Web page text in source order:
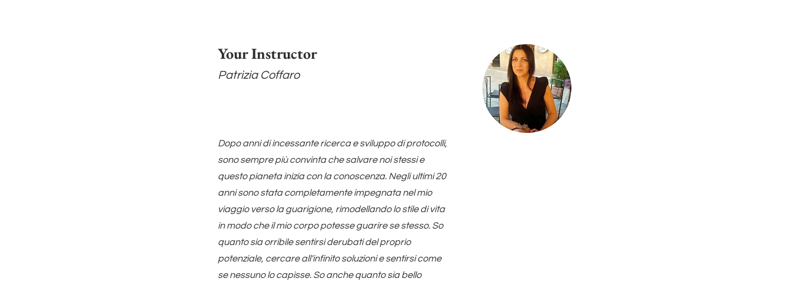
Your Instructor
Patrizia Coffaro
Dopo anni di incessante ricerca e sviluppo di protocolli,
sono sempre più convinta che salvare noi stessi e
questo pianeta inizia con la conoscenza. Negli ultimi 20
anni sono stata completamente impegnata nel mio
viaggio verso la guarigione, rimodellando lo stile di vita
in modo che il mio corpo potesse guarire se stesso. So
quanto sia orribile sentirsi derubati del proprio
potenziale, cercare all'infinito soluzioni e sentirsi come
se nessuno lo capisse. So anche quanto sia bello